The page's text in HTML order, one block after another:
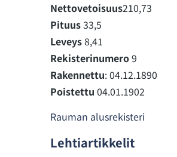
Nettovetoisuus210,73
Pituus33,5
Leveys8,41
Rekisterinumero9
Rakennettu: 04.12.1890
Poistettu 04.01.1902
Rauman alusrekisteri
Lehtiartikkelit